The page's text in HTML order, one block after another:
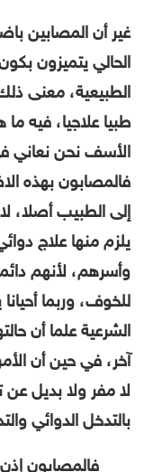
غير أن المصابين
الحالي يتميزون
الطبيعية، معنى
طبيا علاجيا، فيه
الأسف نحن نعاني
فالمصابون بهذه
إلى الطبيب أصلا،
يلزم منها علاج
وأسرهم، لأنهم
للخوف، وربما
الشرعية علما أن
آخر، في حين أن
لا مفر ولا بديل
بالتدخل الدوائي
فالمصابون إذن